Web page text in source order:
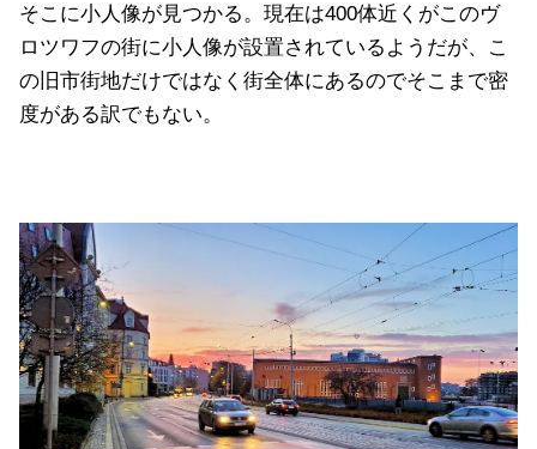
そこに小人像が見つかる。現在は400体近くがこのヴ
ロツワフの街に小人像が設置されているようだが、こ
の旧市街地だけではなく街全体にあるのでそこまで密
度がある訳でもない。